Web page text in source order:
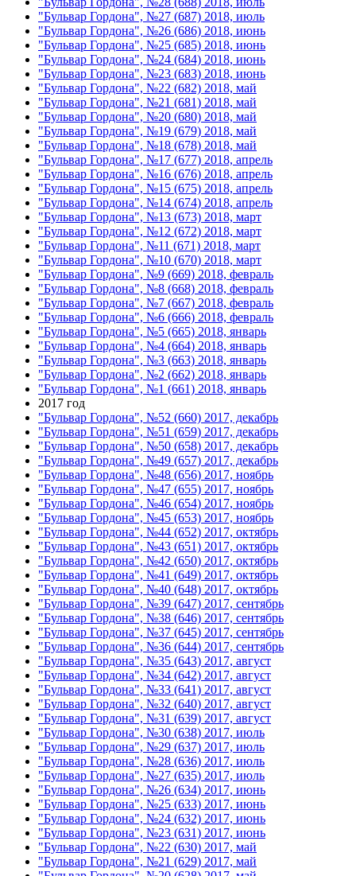
"Бульвар Гордона", №27 (687) 2018, июль
"Бульвар Гордона", №26 (686) 2018, июнь
"Бульвар Гордона", №25 (685) 2018, июнь
"Бульвар Гордона", №24 (684) 2018, июнь
"Бульвар Гордона", №23 (683) 2018, июнь
"Бульвар Гордона", №22 (682) 2018, май
"Бульвар Гордона", №21 (681) 2018, май
"Бульвар Гордона", №20 (680) 2018, май
"Бульвар Гордона", №19 (679) 2018, май
"Бульвар Гордона", №18 (678) 2018, май
"Бульвар Гордона", №17 (677) 2018, апрель
"Бульвар Гордона", №16 (676) 2018, апрель
"Бульвар Гордона", №15 (675) 2018, апрель
"Бульвар Гордона", №14 (674) 2018, апрель
"Бульвар Гордона", №13 (673) 2018, март
"Бульвар Гордона", №12 (672) 2018, март
"Бульвар Гордона", №11 (671) 2018, март
"Бульвар Гордона", №10 (670) 2018, март
"Бульвар Гордона", №9 (669) 2018, февраль
"Бульвар Гордона", №8 (668) 2018, февраль
"Бульвар Гордона", №7 (667) 2018, февраль
"Бульвар Гордона", №6 (666) 2018, февраль
"Бульвар Гордона", №5 (665) 2018, январь
"Бульвар Гордона", №4 (664) 2018, январь
"Бульвар Гордона", №3 (663) 2018, январь
"Бульвар Гордона", №2 (662) 2018, январь
"Бульвар Гордона", №1 (661) 2018, январь
2017 год
"Бульвар Гордона", №52 (660) 2017, декабрь
"Бульвар Гордона", №51 (659) 2017, декабрь
"Бульвар Гордона", №50 (658) 2017, декабрь
"Бульвар Гордона", №49 (657) 2017, декабрь
"Бульвар Гордона", №48 (656) 2017, ноябрь
"Бульвар Гордона", №47 (655) 2017, ноябрь
"Бульвар Гордона", №46 (654) 2017, ноябрь
"Бульвар Гордона", №45 (653) 2017, ноябрь
"Бульвар Гордона", №44 (652) 2017, октябрь
"Бульвар Гордона", №43 (651) 2017, октябрь
"Бульвар Гордона", №42 (650) 2017, октябрь
"Бульвар Гордона", №41 (649) 2017, октябрь
"Бульвар Гордона", №40 (648) 2017, октябрь
"Бульвар Гордона", №39 (647) 2017, сентябрь
"Бульвар Гордона", №38 (646) 2017, сентябрь
"Бульвар Гордона", №37 (645) 2017, сентябрь
"Бульвар Гордона", №36 (644) 2017, сентябрь
"Бульвар Гордона", №35 (643) 2017, август
"Бульвар Гордона", №34 (642) 2017, август
"Бульвар Гордона", №33 (641) 2017, август
"Бульвар Гордона", №32 (640) 2017, август
"Бульвар Гордона", №31 (639) 2017, август
"Бульвар Гордона", №30 (638) 2017, июль
"Бульвар Гордона", №29 (637) 2017, июль
"Бульвар Гордона", №28 (636) 2017, июль
"Бульвар Гордона", №27 (635) 2017, июль
"Бульвар Гордона", №26 (634) 2017, июнь
"Бульвар Гордона", №25 (633) 2017, июнь
"Бульвар Гордона", №24 (632) 2017, июнь
"Бульвар Гордона", №23 (631) 2017, июнь
"Бульвар Гордона", №22 (630) 2017, май
"Бульвар Гордона", №21 (629) 2017, май